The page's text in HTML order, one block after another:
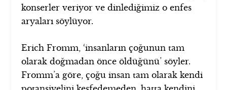
konserler veriyor ve dinlediğimiz o enfes
aryaları söylüyor.
Erich Fromm, ‘insanların çoğunun tam
olarak doğmadan önce öldüğünü’ söyler.
Fromm’a göre, çoğu insan tam olarak kendi